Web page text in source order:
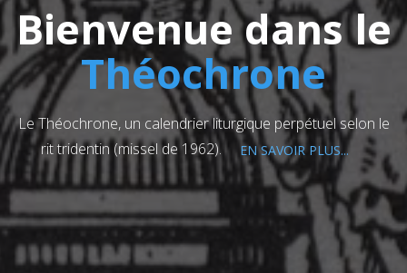
Bienvenue dans le
Théochrone
Le Théochrone, un calendrier liturgique perpétuel selon le
rit tridentin (missel de 1962).
EN SAVOIR PLUS...